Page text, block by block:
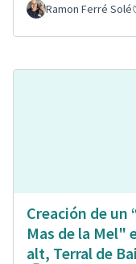
Ramon Ferré Solé
Creación de un
Mas de la Mel"
alt, Terral de